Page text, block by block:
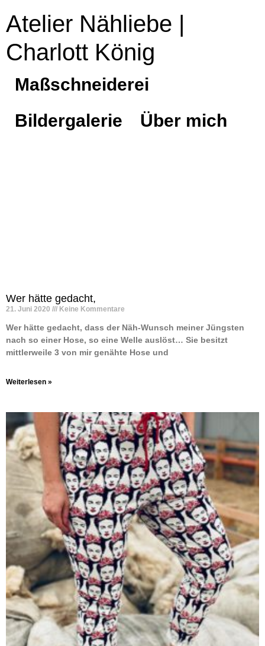
Atelier Nähliebe |
Charlott König
Maßschneiderei
Bildergalerie
Über mich
Wer hätte gedacht,
21. Juni 2020 Keine Kommentare
Wer hätte gedacht, dass der Näh-Wunsch meiner Jüngsten
nach so einer Hose, so eine Welle auslöst… Sie besitzt
mittlerweile 3 von mir genähte Hose und
Weiterlesen »